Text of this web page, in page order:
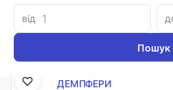
від
1.0 шт
ДЕМПФЕРИ